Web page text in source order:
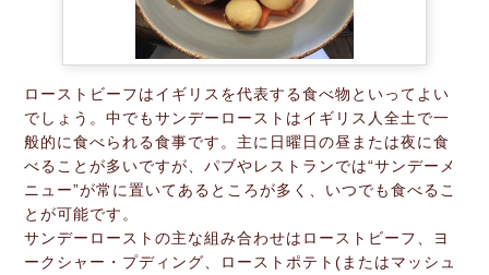
ローストビーフはイギリスを代表する食べ物といってよい
でしょう。中でもサンデーローストはイギリス人全土で一
般的に食べられる食事です。主に日曜日の昼または夜に食
べることが多いですが、パブやレストランでは“サンデーメ
ニュー”が常に置いてあるところが多く、いつでも食べるこ
とが可能です。
サンデーローストの主な組み合わせはローストビーフ、ヨ
ークシャー・プディング、ローストポテト(またはマッシュ